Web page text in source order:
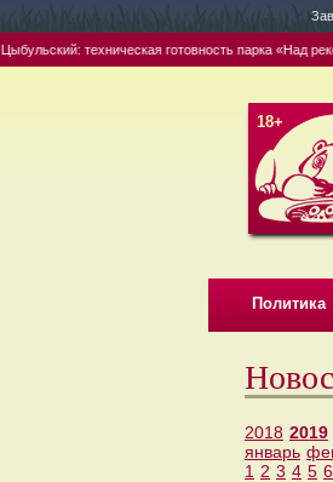
техническая готовность парка «Над
18+
Политика
2018 2019
январь
1 2 3 4 5 6